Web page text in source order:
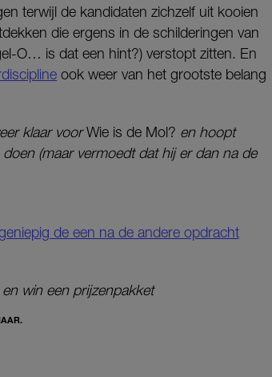
terwijl de kandidaten zichzelf uit kooien
die ergens in de schilderingen van
O… is dat een hint?) verstopt zitten. En
ook weer van het grootste belang
klaar voorWie is de Mol? en hoopt
(maar vermoedt dat hij er dan na de
de een na de andere opdracht
win een prijzenpakket